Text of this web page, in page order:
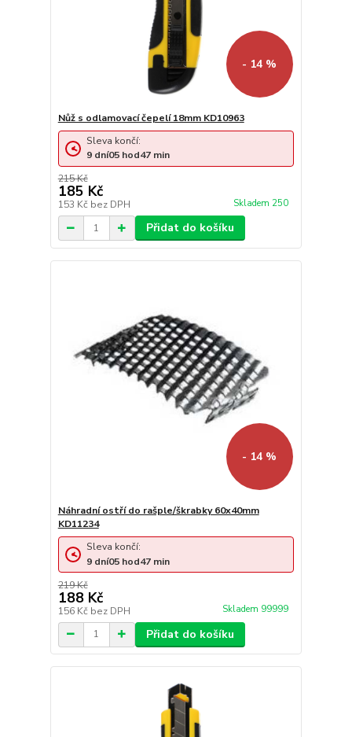
- 14 %
Nůž s odlamovací čepelí 18mm KD10963
215 Kč
185 Kč
153 Kč bez DPH Skladem 250
Sleva končí:
9 dní05 hod47 min
Přidat do košíku
- 14 %
Náhradní ostří do rašple/škrabky 60x40mm
KD11234
219 Kč
188 Kč
156 Kč bez DPH Skladem 99999
Sleva končí:
9 dní05 hod47 min
Přidat do košíku